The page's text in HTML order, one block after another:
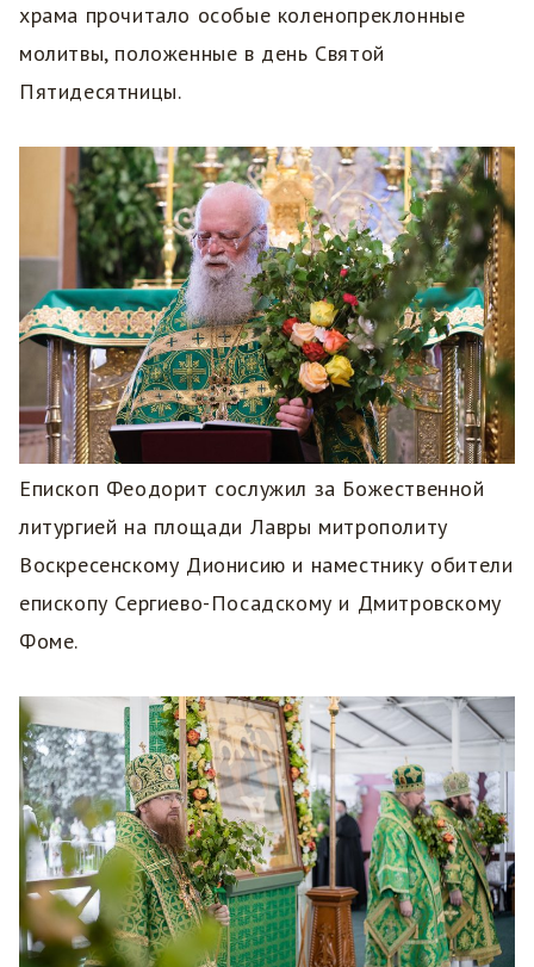
храма прочитало особые коленопреклонные
молитвы, положенные в день Святой
Пятидесятницы.
Епископ Феодорит сослужил за Божественной
литургией на площади Лавры митрополиту
Воскресенскому Дионисию и наместнику обители
епископу Сергиево-Посадскому и Дмитровскому
Фоме.